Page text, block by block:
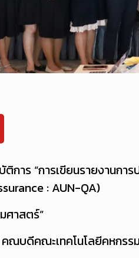
ติการ “การเขียนรายงานก
: AUN-QA)
ศาสตร์”
ณบดีคณะเทคโนโลยีคหกรร